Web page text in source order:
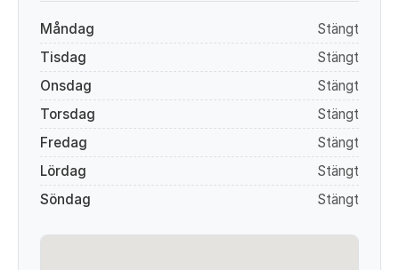
Måndag
Stängt
Tisdag
Stängt
Onsdag
Stängt
Torsdag
Stängt
Fredag
Stängt
Lördag
Stängt
Söndag
Stängt